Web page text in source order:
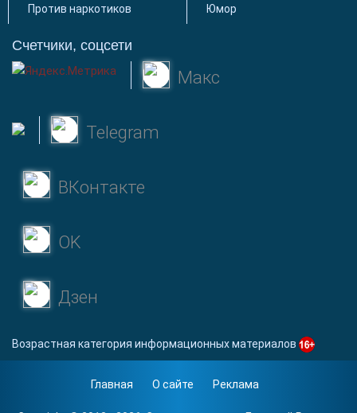
Против наркотиков
Юмор
Счетчики, соцсети
Макс
Telegram
ВКонтакте
OK
Дзен
Возрастная категория информационных материалов
Главная О сайте Реклама